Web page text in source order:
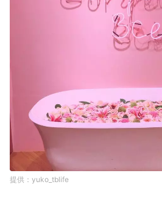
yuko_tblife